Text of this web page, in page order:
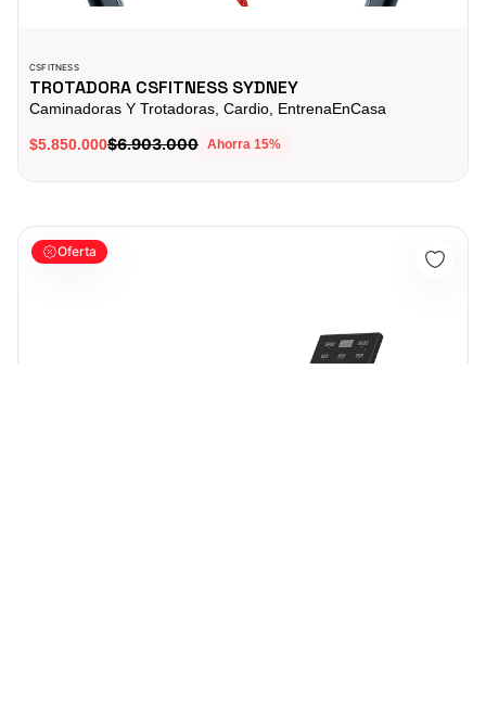
CSFITNESS
TROTADORA CSFITNESS SYDNEY
Caminadoras Y Trotadoras, Cardio, EntrenaEnCasa
$5.850.000$6.903.000 Ahorra 15%
TROTADORA PROFESIONAL CSFITNESS BOSTON
Oferta